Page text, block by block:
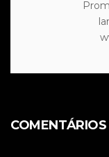
COMENTÁRIOS